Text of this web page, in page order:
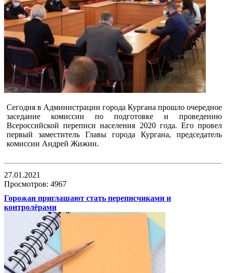
Сегодня в Администрации города Кургана прошло очередное
заседание комиссии по подготовке и проведению
Всероссийской переписи населения 2020 года. Его провел
первый заместитель Главы города Кургана, председатель
комиссии Андрей Жижин.
27.01.2021
Просмотров: 4967
Горожан приглашают стать переписчиками и
контролёрами